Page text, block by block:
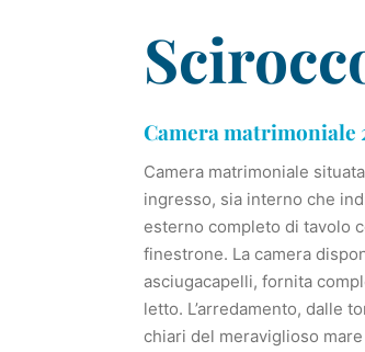
Camera matrimoniale
Camera matrimoniale
ingresso, sia interno che
esterno completo di tavolo
finestrone. La camera
asciugacapelli, fornita
letto. L’arredamento, dalle
chiari del meraviglioso mare